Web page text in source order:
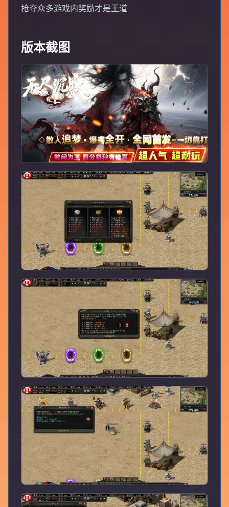
抢夺众多游戏内奖励才是王道
版本截图